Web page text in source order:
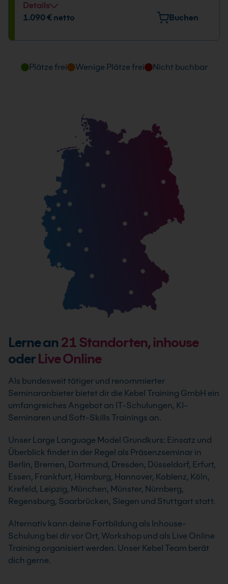
Details
Datum und Uhrzeit
1.090 € netto Buchen
Plätze frei Wenige Plätze frei Nicht buchbar
Lerne an 21Standorten, inhouse
oderLive Online
Als bundesweit tätiger und renommierter
Seminaranbieter bietet dir die Kebel Training GmbH ein
umfangreiches Angebot an IT-Schulungen, KI-
Seminaren und Soft-Skills Trainings an.
Unser Large Language Model Grundkurs: Einsatz und
Überblick findet in der Regel als Präsenzseminar in
Berlin, Bremen, Dortmund, Dresden, Düsseldorf, Erfurt,
Essen, Frankfurt, Hamburg, Hannover, Koblenz, Köln,
Krefeld, Leipzig, München, Münster, Nürnberg,
Regensburg, Saarbrücken, Siegen und Stuttgart statt.
Alternativ kann deine Fortbildung als Inhouse-
Schulung bei dir vor Ort, Workshop und als Live Online
Training organisiert werden. Unser Kebel Team berät
dich gerne.